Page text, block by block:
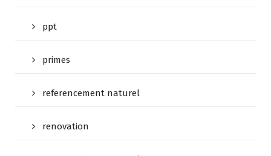
ppt
primes
referencement naturel
renovation